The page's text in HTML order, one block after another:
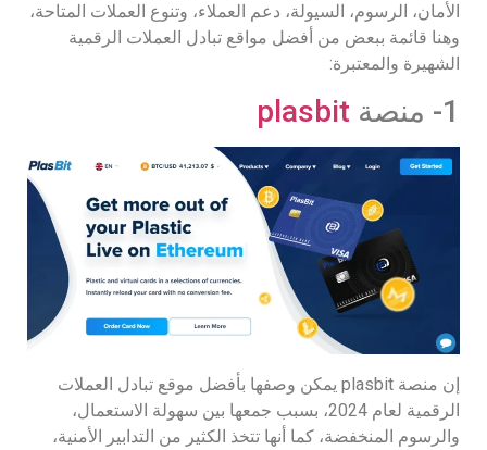
الأمان، الرسوم، السيولة، دعم العملاء، وتنوع العملات المتاحة،
وهنا قائمة ببعض من أفضل مواقع تبادل العملات الرقمية
الشهيرة والمعتبرة:
1- منصة plasbit
إن منصة plasbit يمكن وصفها بأفضل موقع تبادل العملات
الرقمية لعام 2024، بسبب جمعها بين سهولة الاستعمال،
والرسوم المنخفضة، كما أنها تتخذ الكثير من التدابير الأمنية،